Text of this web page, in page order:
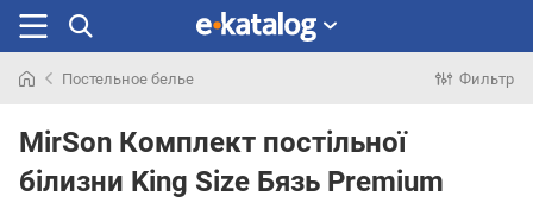
раньше
Постельное белье Фильтр
MirSon Комплект постільної
білизни King Size Бязь Premium